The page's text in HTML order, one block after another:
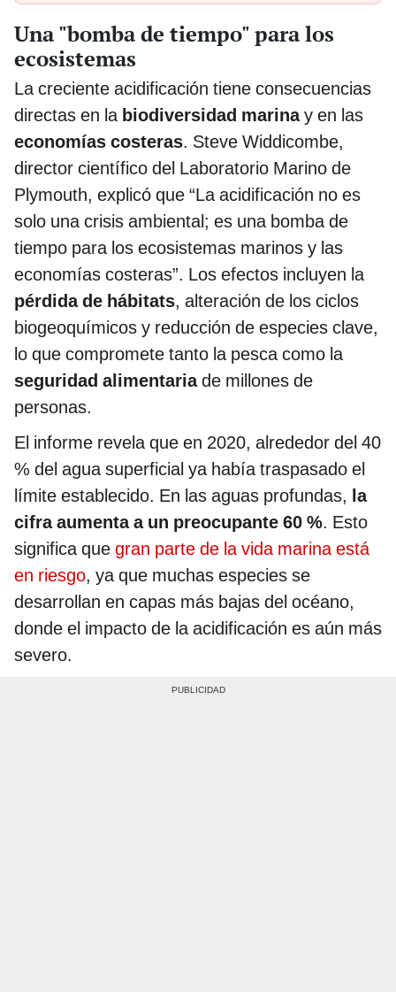
Una "bomba de tiempo" para los
ecosistemas
La creciente acidificación tiene consecuencias
directas en labiodiversidad marinay en las
economías costeras. Steve Widdicombe,
director científico del Laboratorio Marino de
Plymouth, explicó que “La acidificación no es
solo una crisis ambiental; es una bomba de
tiempo para los ecosistemas marinos y las
economías costeras”. Los efectos incluyen la
pérdida de hábitats, alteración de los ciclos
biogeoquímicos y reducción de especies clave,
lo que compromete tanto la pesca como la
seguridad alimentariade millones de
personas.
El informe revela que en 2020, alrededor del 40
% del agua superficial ya había traspasado el
límite establecido. En las aguas profundas, la
cifra aumenta a un preocupante 60 %. Esto
significa que gran parte de la vida marina está
en riesgo, ya que muchas especies se
desarrollan en capas más bajas del océano,
donde el impacto de la acidificación es aún más
severo.